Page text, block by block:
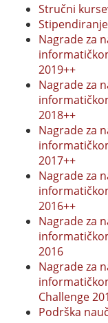
Stručni
Nagrade za
2019++
Nagrade za
2018++
Nagrade za
2017++
Nagrade za
2016++
Nagrade za
2016
Nagrade za
Challenge
Podrška